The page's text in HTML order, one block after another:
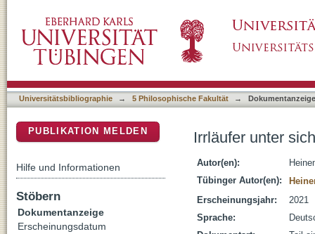
Universitätsbibliographie → 5 Philosophische Fakultät → Dokumentanzeige
Irrläufer unter sich
Autor(en):
Tübinger Autor(en):
Erscheinungsjahr:
2021
Sprache:
PUBLIKATION MELDEN
Hilfe und Informationen
Stöbern
Dokumentanzeige
Erscheinungsdatum